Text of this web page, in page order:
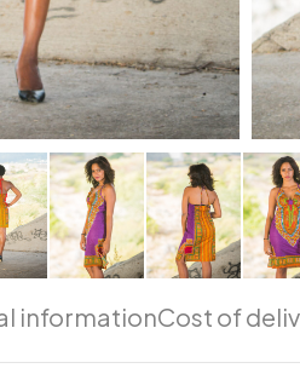
informationCost of